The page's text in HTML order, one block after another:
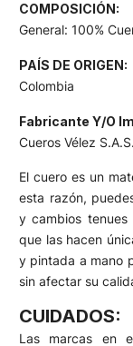
COMPOSICIÓN:
General: 100%
PAÍS DE ORIGEN:
Colombia
Fabricante Y/O
Cueros Vélez
El cuero es un
esta razón,
y cambios
que las hacen
y pintada a mano
sin afectar su
CUIDADOS:
Las marcas en